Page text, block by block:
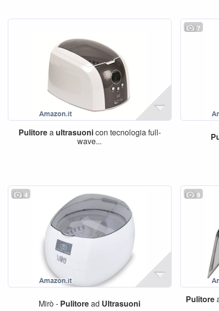
Pulitorea ultrasuonicon tecnologia full-
wave...
7
4
Mirò - Pulitoread Ultrasuoni
9
Pulitore